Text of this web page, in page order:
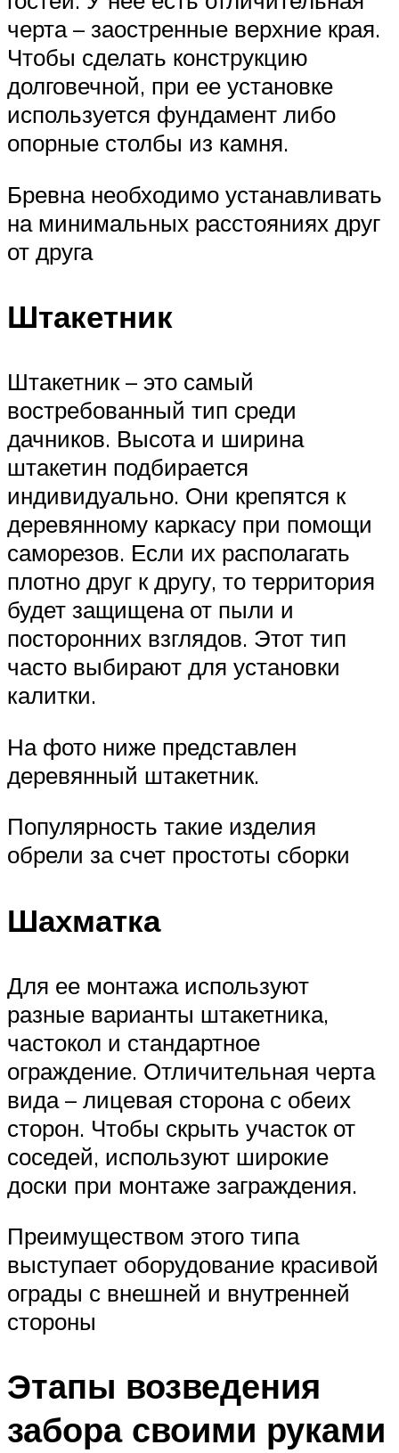
черта – заостренные верхние края.
Чтобы сделать конструкцию
долговечной, при ее установке
используется фундамент либо
опорные столбы из камня.
Бревна необходимо устанавливать
на минимальных расстояниях друг
от друга
Штакетник
Штакетник – это самый
востребованный тип среди
дачников. Высота и ширина
штакетин подбирается
индивидуально. Они крепятся к
деревянному каркасу при помощи
саморезов. Если их располагать
плотно друг к другу, то территория
будет защищена от пыли и
посторонних взглядов. Этот тип
часто выбирают для установки
калитки.
На фото ниже представлен
деревянный штакетник.
Популярность такие изделия
обрели за счет простоты сборки
Шахматка
Для ее монтажа используют
разные варианты штакетника,
частокол и стандартное
ограждение. Отличительная черта
вида – лицевая сторона с обеих
сторон. Чтобы скрыть участок от
соседей, используют широкие
доски при монтаже заграждения.
Преимуществом этого типа
выступает оборудование красивой
ограды с внешней и внутренней
стороны
Этапы возведения
забора своими руками